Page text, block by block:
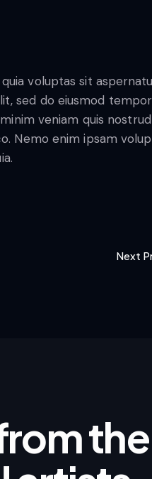
voluptas sit
sed do eiusmod tempor
veniam quis nostrud
Nemo enim ipsam
Next
the